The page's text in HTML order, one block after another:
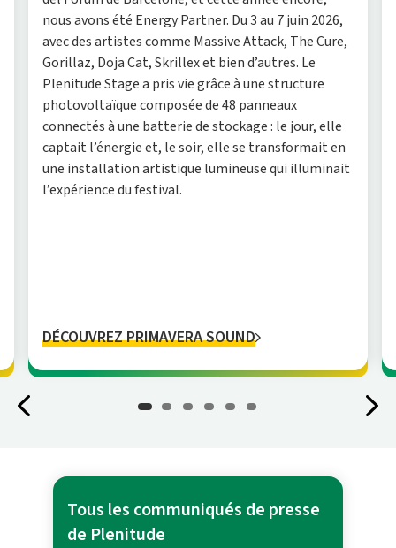
nous avons été Energy Partner. Du 3 au 7 juin 2026,
avec des artistes comme Massive Attack, The Cure,
Gorillaz, Doja Cat, Skrillex et bien d’autres. Le
Plenitude Stage a pris vie grâce à une structure
photovoltaïque composée de 48 panneaux
connectés à une batterie de stockage : le jour, elle
captait l’énergie et, le soir, elle se transformait en
une installation artistique lumineuse qui illuminait
l’expérience du festival.
DÉCOUVREZ PRIMAVERA SOUND
Tous les communiqués de presse
de Plenitude